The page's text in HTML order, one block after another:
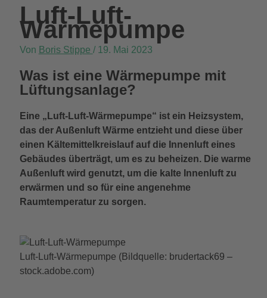
Luft-Luft-
Wärmepumpe
Von Boris Stippe / 19. Mai 2023
Was ist eine Wärmepumpe mit
Lüftungsanlage?
Eine „Luft-Luft-Wärmepumpe“ ist ein Heizsystem,
das der Außenluft Wärme entzieht und diese über
einen Kältemittelkreislauf auf die Innenluft eines
Gebäudes überträgt, um es zu beheizen. Die warme
Außenluft wird genutzt, um die kalte Innenluft zu
erwärmen und so für eine angenehme
Raumtemperatur zu sorgen.
Luft-Luft-Wärmepumpe (Bildquelle: brudertack69 –
stock.adobe.com)